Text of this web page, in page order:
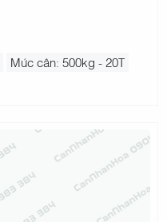
Mức cân: 500kg - 20T